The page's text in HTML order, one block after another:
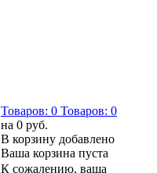
Товаров: 0 Товаров: 0
на 0 руб.
В корзину добавлено
Ваша корзина пуста
К сожалению, ваша